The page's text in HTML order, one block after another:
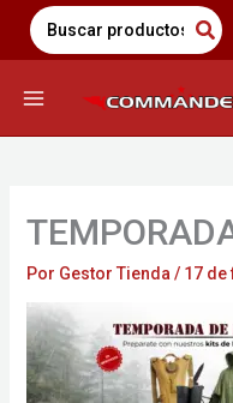
Saltar
contenido
Search
for:
Por Gestor Tienda / 17 de